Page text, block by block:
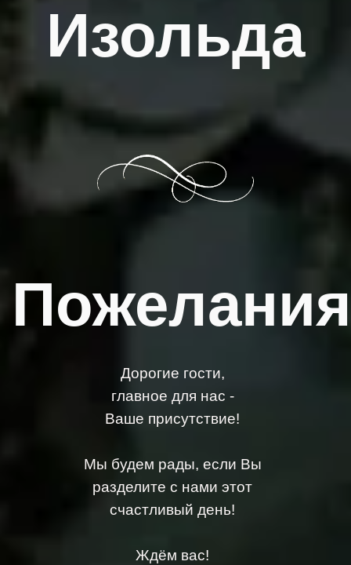
Пожелания
Дорогие гости,
главное для нас -
Ваше присутствие!
Мы будем рады, если Вы
разделите с нами этот
счастливый день!
Ждём вас!
Изольда